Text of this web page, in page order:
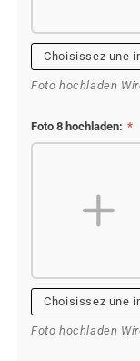
Choisissez une
Foto hochladen
Foto 8 hochladen: *
Choisissez une
Foto hochladen